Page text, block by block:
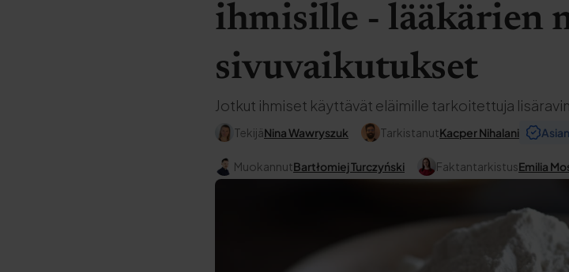
ihmisille - lääkärien
sivuvaikutukset
Jotkut ihmiset käyttävät eläimille tarkoitettuja
TekijäNina Wawryszuk TarkistanutKacper Nihalani
MuokannutBartłomiej Turczyński FaktantarkistusEmilia